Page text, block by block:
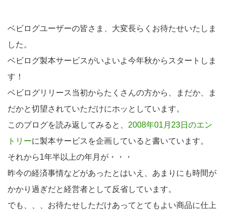
ベビログユーザーの皆さま、大変長らくお待たせいたしま
した。
ベビログ製本サービスがいよいよ今年秋からスタートしま
す！
ベビログリリース当初からたくさんの方から、まだか、ま
だかと切望されていただけにホッとしています。
このブログを読み返してみると、 2008年01月23日のエン
トリーに製本サービスを企画していると書いています。
それから1年半以上の年月が・・・
昨今の経済事情などがあったとはいえ、あまりにも時間が
かかり過ぎだと経営者として反省しています。
でも、、、お待たせしただけあってとてもよい商品に仕上